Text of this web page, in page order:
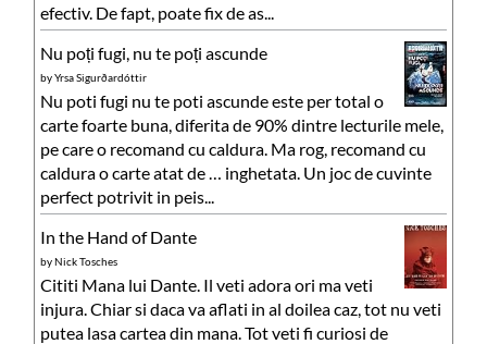
efectiv. De fapt, poate fix de as...
Nu poți fugi, nu te poți ascunde
byYrsa Sigurðardóttir
Nu poti fugi nu te poti ascunde este per total o
carte foarte buna, diferita de 90% dintre lecturile mele,
pe care o recomand cu caldura. Ma rog, recomand cu
caldura o carte atat de … inghetata. Un joc de cuvinte
perfect potrivit in peis...
In the Hand of Dante
byNick Tosches
Cititi Mana lui Dante. Il veti adora ori ma veti
injura. Chiar si daca va aflati in al doilea caz, tot nu veti
putea lasa cartea din mana. Tot veti fi curiosi de